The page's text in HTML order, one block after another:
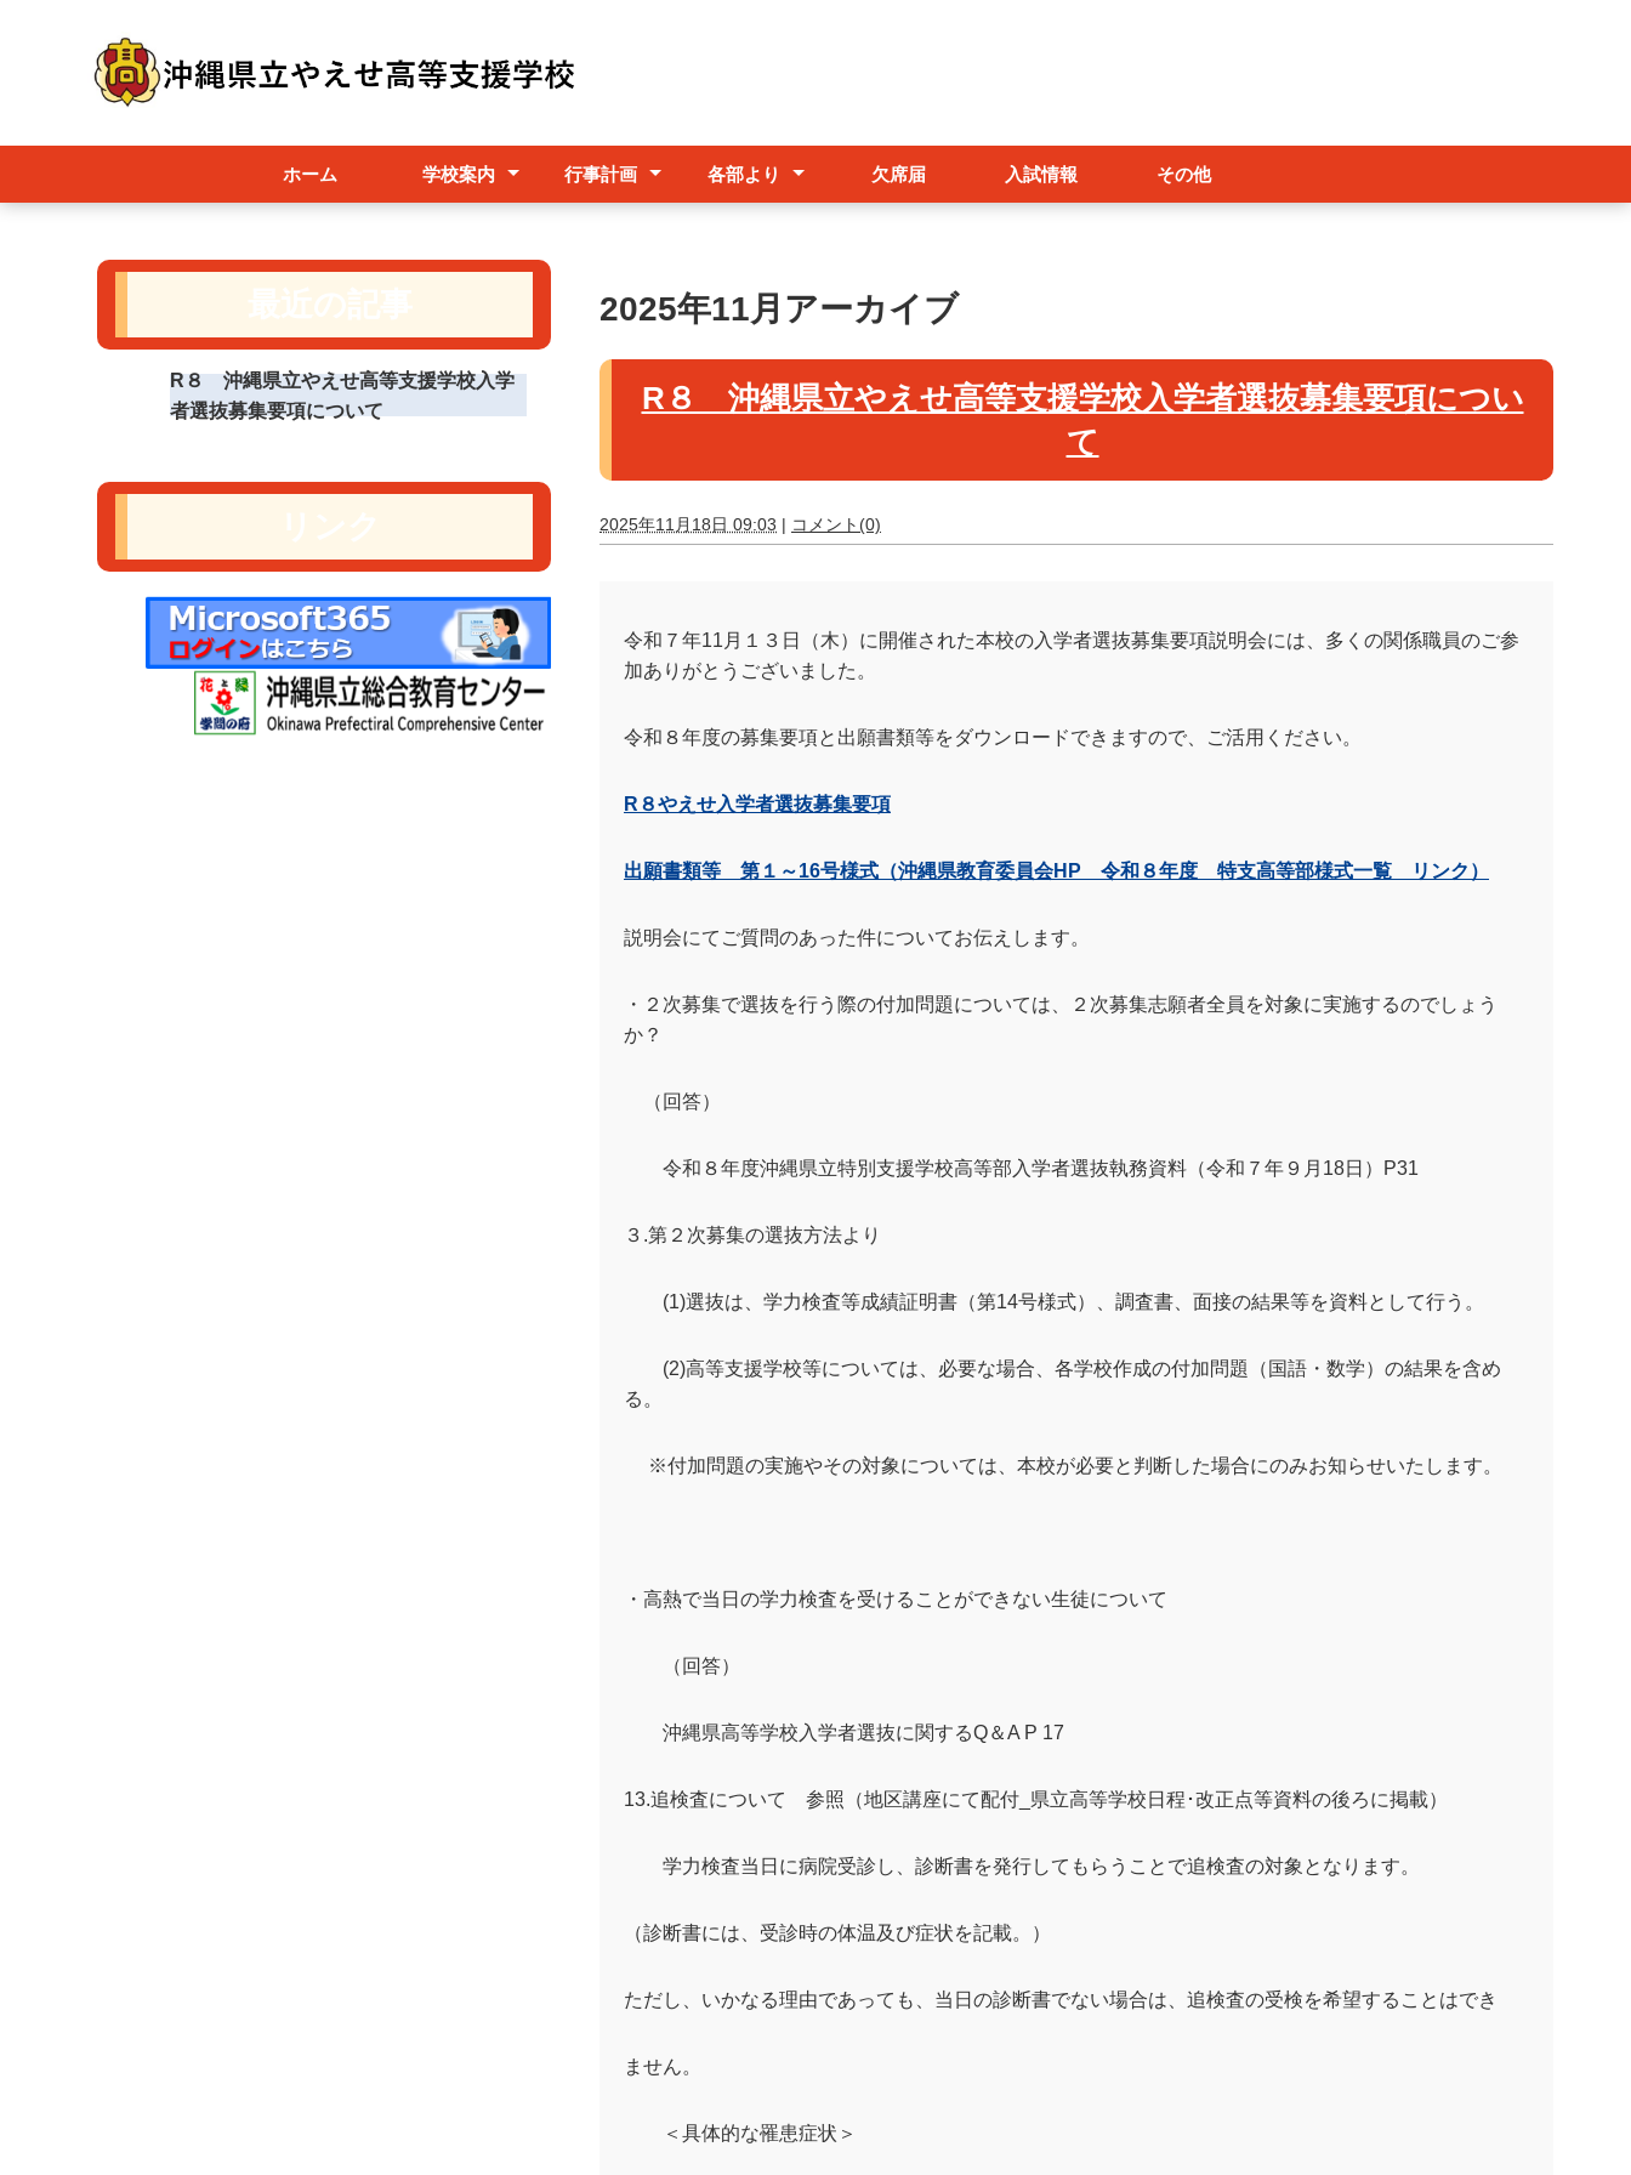
ホーム 学校案内 行事計画 各部より 欠席届 入試情報 その他
2025年11月アーカイブ
R８ 沖縄県立やえせ高等支援学校入学者選抜募集要項につい
て
2025年11月18日 09:03 | コメント(0)
令和７年11 月１３日（木）に開催された本校の入学者選抜募集要項説明会には、多くの関係職員のご参
加ありがとうございました。
令和８年度の募集要項と出願書類等をダウンロードできますので、ご活用ください。
R ８やえせ入学者選抜募集要項
出願書類等 第１～16号様式（沖縄県教育委員会HP 令和８年度 特支高等部様式一覧 リンク）
説明会にてご質問のあった件についてお伝えします。
・２次募集で選抜を行う際の付加問題については、２次募集志願者全員を対象に実施するのでしょう
か？
（回答）
令和８年度沖縄県立特別支援学校高等部入学者選抜執務資料（令和７年９月 18日） P31
３ .第２次募集の選抜方法より
(1)選抜は、学力検査等成績証明書（第14号様式）、調査書、面接の結果等を資料として行う。
(2)高等支援学校等については、必要な場合、各学校作成の付加問題（国語・数学）の結果を含め
る。
※付加問題の実施やその対象については、本校が必要と判断した場合にのみお知らせいたします。
・高熱で当日の学力検査を受けることができない生徒について
（回答）
沖縄県高等学校入学者選抜に関するQ＆A P 17
13.追検査について 参照（地区講座にて配付 県立高等学校日程･改正点等資料の後ろに掲載）
学力検査当日に病院受診し、診断書を発行してもらうことで追検査の対象となります。
（診断書には、受診時の体温及び症状を記載。）
ただし、いかなる理由であっても、当日の診断書でない場合は、追検査の受検を希望することはでき
ません。
＜具体的な罹患症状＞
R８ 沖縄県立やえせ高等支援学校入学
者選抜募集要項について